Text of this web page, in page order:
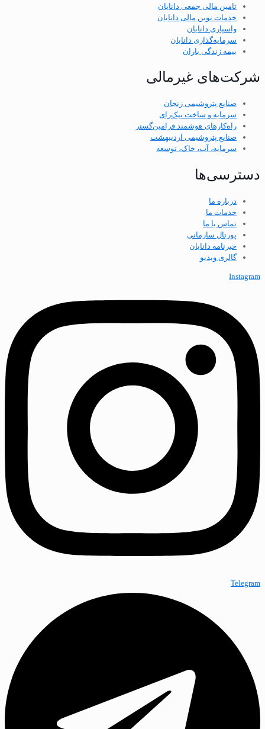
تامین مالی جمعی دانایان
خدمات نوین مالی دانایان
واسپاری دانایان
سرمایه‌گذاری دانایان
بیمه زندگی باران
شرکت‌های غیرمالی
صنایع پتروشیمی زنجان
سرمایه و ساخت نیک‌رای
راه‌کارهای هوشمند فرامین‌گستر
صنایع پتروشیمی اردیبهشت
سرمایه، آب، خاک، توسعه
دسترسی‌ها
درباره ما
خدمات ما
تماس با ما
پورتال سازمانی
خبرنامه دانایان
گالری ویدیو
Instagram
Telegram